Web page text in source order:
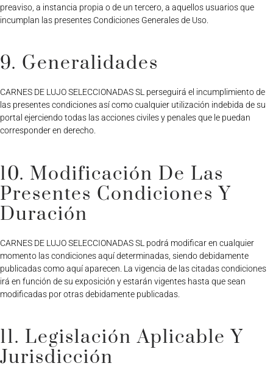
preaviso, a instancia propia o de un tercero, a aquellos usuarios que
incumplan las presentes Condiciones Generales de Uso.
9. Generalidades
CARNES DE LUJO SELECCIONADAS SL perseguirá el incumplimiento de
las presentes condiciones así como cualquier utilización indebida de su
portal ejerciendo todas las acciones civiles y penales que le puedan
corresponder en derecho.
10. Modificación De Las
Presentes Condiciones Y
Duración
CARNES DE LUJO SELECCIONADAS SL podrá modificar en cualquier
momento las condiciones aquí determinadas, siendo debidamente
publicadas como aquí aparecen. La vigencia de las citadas condiciones
irá en función de su exposición y estarán vigentes hasta que sean
modificadas por otras debidamente publicadas.
11. Legislación Aplicable Y
Jurisdicción